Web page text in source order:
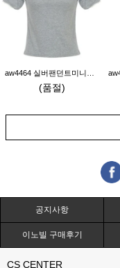
(품절)
공지사항
이노빌 구매후기
CS CENTER